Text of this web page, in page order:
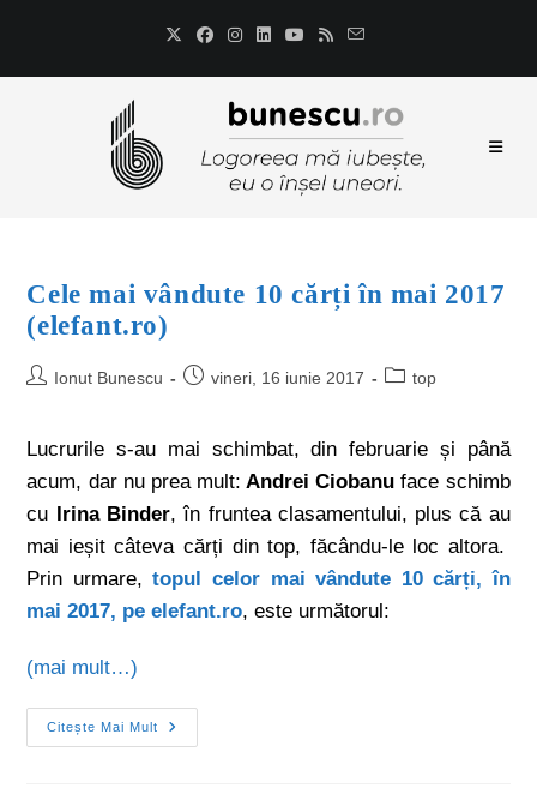
Cele mai vândute 10 cărți în mai 2017
(elefant.ro)
Ionut Bunescu vineri, 16 iunie 2017 top
Lucrurile s-au mai schimbat, din februarie și până
acum, dar nu prea mult: Andrei Ciobanu face schimb
cu Irina Binder, în fruntea clasamentului, plus că au
mai ieșit câteva cărți din top, făcându-le loc altora.
Prin urmare,topul celor mai vândute 10 cărți, în
mai 2017, pe elefant.ro, este următorul:
(mai mult…)
Citește Mai Mult